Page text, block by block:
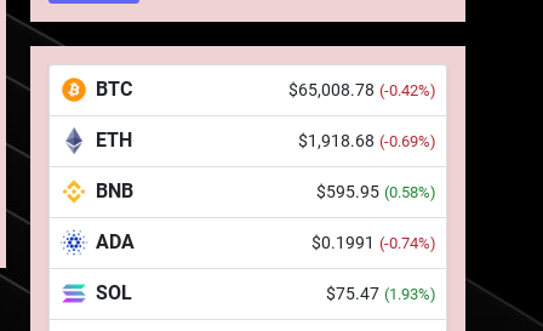
BTC $65,008.78 (-0.42%)
ETH $1,918.68 (-0.69%)
BNB $595.95 (0.58%)
ADA $0.1991 (-0.74%)
SOL $75.47 (1.93%)
Squid a strâns 6 milioane
de dolari cu sprijinul
Ripple, apoi a pierdut
jumătate din aceștia într-
puțin de 24 de ore
Banii digitali și arhitectura